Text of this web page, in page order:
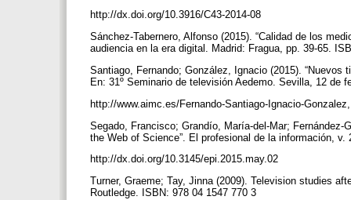
http://dx.doi.org/10.3916/C43-2014-08
Sánchez-Tabernero, Alfonso (2015). “Calidad de los
audiencia en la era digital. Madrid: Fragua, pp. 39-65.
Santiago, Fernando; González, Ignacio (2015).
En: 31º Seminario de televisión Aedemo. Sevilla, 12 de
http://www.aimc.es/Fernando-Santiago-Ignacio-
Segado, Francisco; Grandío, María-del-Mar;
the Web of Science”. El profesional de la información,
http://dx.doi.org/10.3145/epi.2015.may.02
Turner, Graeme; Tay, Jinna (2009). Television studies
Routledge. ISBN: 978 04 1547 770 3